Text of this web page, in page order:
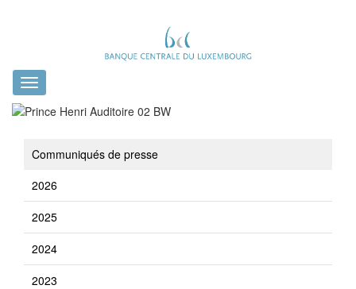
Toggle
navigation
Communiqués de presse
2026
2025
2024
2023